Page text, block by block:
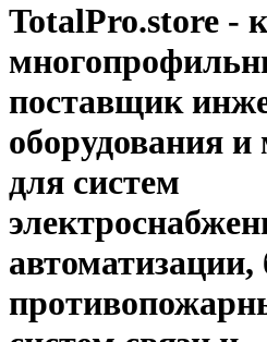
TotalPro.store -
поставщик
оборудования и
для систем
автоматизации,